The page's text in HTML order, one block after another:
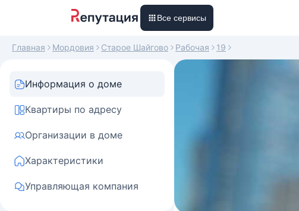
Все сервисы
Главная Мордовия Старое Шайгово Рабочая 19
Информация о доме
Квартиры по адресу
Организации в доме
Характеристики
Управляющая компания